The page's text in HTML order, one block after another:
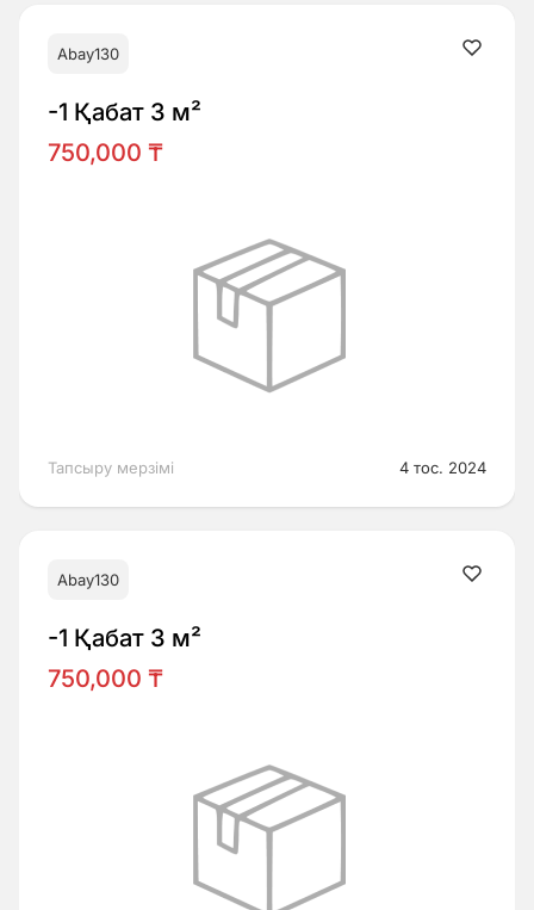
Abay130
-1 Қабат 3 м²
750,000 ₸
Тапсыру мерзімі 4 тос. 2024
Abay130
-1 Қабат 3 м²
750,000 ₸